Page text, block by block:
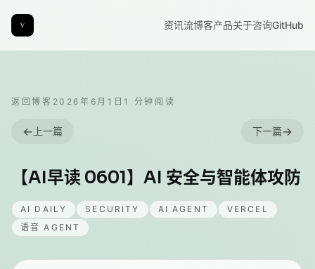
资讯流博客产品关于咨询GitHub
返回博客 2026年6月1日1 分钟阅读
← 上一篇 下一篇→
【AI早读 0601】AI 安全与智能体攻防
AI DAILY SECURITY AI AGENT
VERCEL
语音 AGENT